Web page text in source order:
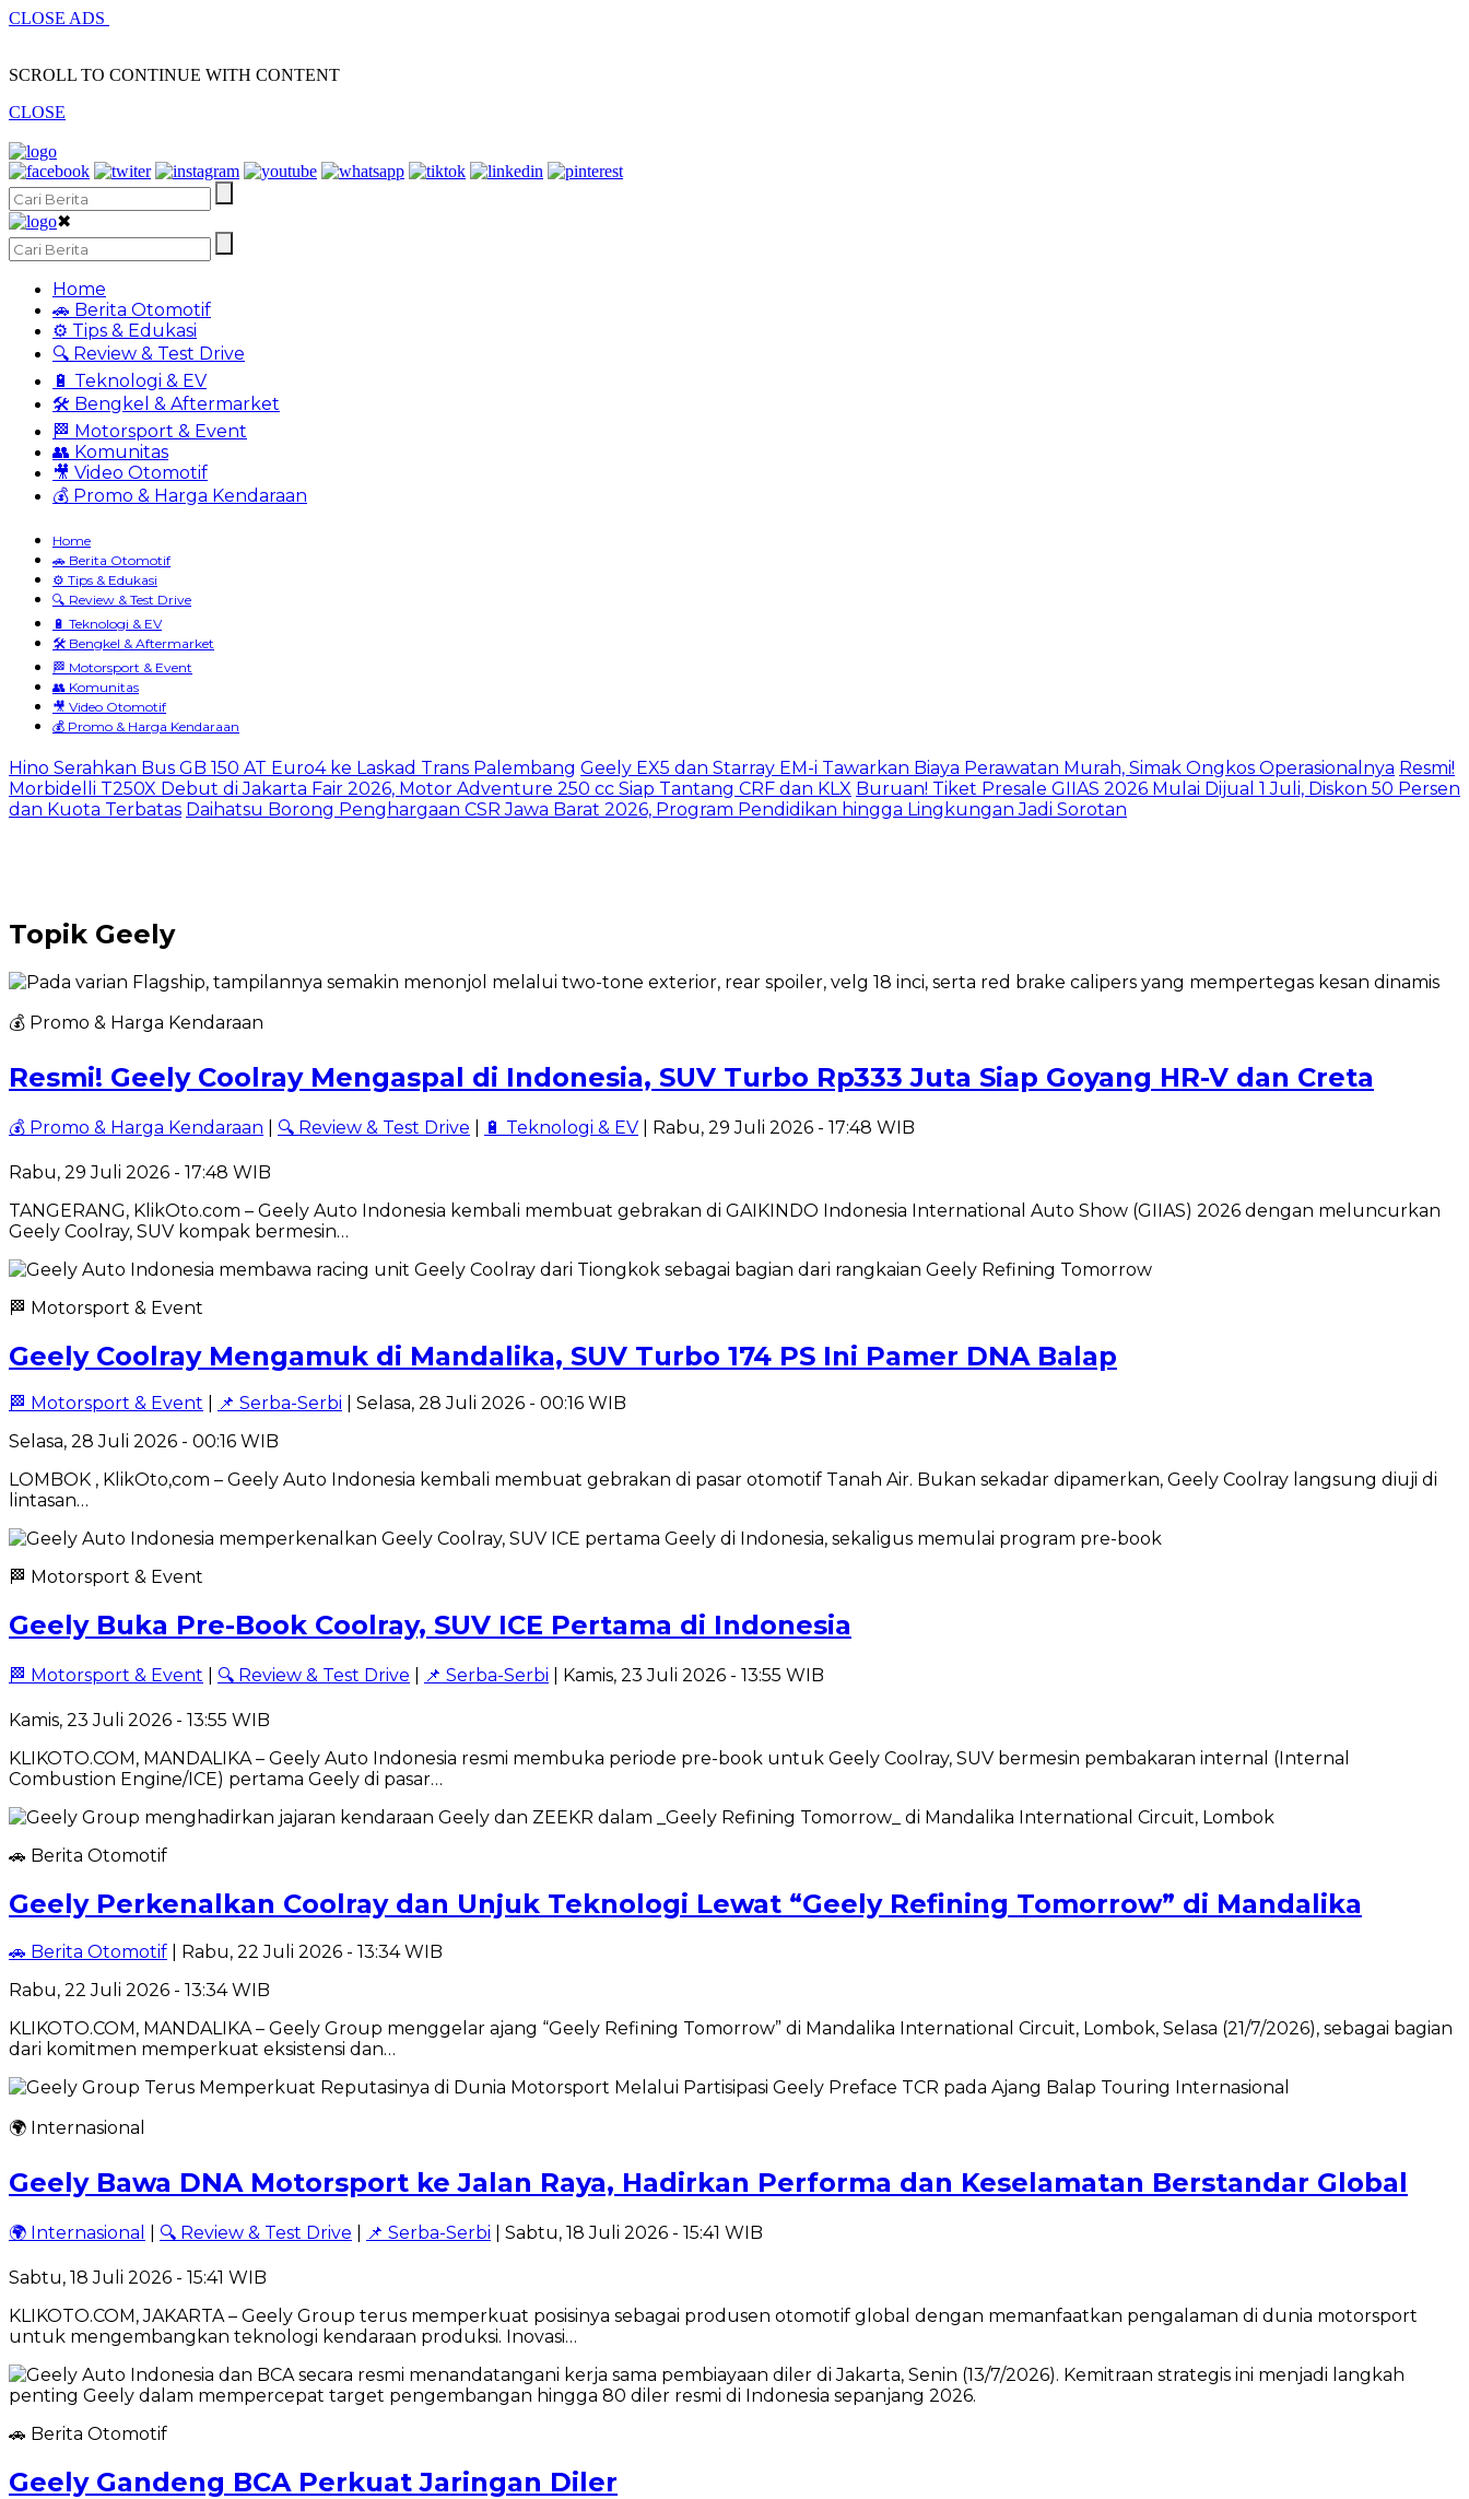
CLOSE ADS
SCROLL TO CONTINUE WITH CONTENT
CLOSE
✖
Home
🚗 Berita Otomotif
⚙️ Tips & Edukasi
🔍 Review & Test Drive
🔋 Teknologi & EV
🛠️ Bengkel & Aftermarket
🏁 Motorsport & Event
👥 Komunitas
🎥 Video Otomotif
💰 Promo & Harga Kendaraan
Home
🚗 Berita Otomotif
⚙️ Tips & Edukasi
🔍 Review & Test Drive
🔋 Teknologi & EV
🛠️ Bengkel & Aftermarket
🏁 Motorsport & Event
👥 Komunitas
🎥 Video Otomotif
💰 Promo & Harga Kendaraan
Hino Serahkan Bus GB 150 AT Euro4 ke Laskad Trans Palembang Geely EX5 dan Starray EM-i Tawarkan Biaya Perawatan Murah, Simak Ongkos Operasionalnya Resmi!
Morbidelli T250X Debut di Jakarta Fair 2026, Motor Adventure 250 cc Siap Tantang CRF dan KLX Buruan! Tiket Presale GIIAS 2026 Mulai Dijual 1 Juli, Diskon 50 Persen
dan Kuota Terbatas Daihatsu Borong Penghargaan CSR Jawa Barat 2026, Program Pendidikan hingga Lingkungan Jadi Sorotan
Topik Geely
💰 Promo & Harga Kendaraan
Resmi! Geely Coolray Mengaspal di Indonesia, SUV Turbo Rp333 Juta Siap Goyang HR-V dan Creta
💰 Promo & Harga Kendaraan 🔍 Review & Test Drive 🔋 Teknologi & EV | Rabu, 29 Juli 2026 - 17:48 WIB
Rabu, 29 Juli 2026 - 17:48 WIB
TANGERANG, KlikOto.com – Geely Auto Indonesia kembali membuat gebrakan di GAIKINDO Indonesia International Auto Show (GIIAS) 2026 dengan meluncurkan
Geely Coolray, SUV kompak bermesin…
🏁 Motorsport & Event
Geely Coolray Mengamuk di Mandalika, SUV Turbo 174 PS Ini Pamer DNA Balap
🏁 Motorsport & Event 📌 Serba-Serbi | Selasa, 28 Juli 2026 - 00:16 WIB
Selasa, 28 Juli 2026 - 00:16 WIB
LOMBOK , KlikOto,com – Geely Auto Indonesia kembali membuat gebrakan di pasar otomotif Tanah Air. Bukan sekadar dipamerkan, Geely Coolray langsung diuji di
lintasan…
🏁 Motorsport & Event
Geely Buka Pre-Book Coolray, SUV ICE Pertama di Indonesia
🏁 Motorsport & Event 🔍 Review & Test Drive 📌 Serba-Serbi | Kamis, 23 Juli 2026 - 13:55 WIB
Kamis, 23 Juli 2026 - 13:55 WIB
KLIKOTO.COM, MANDALIKA – Geely Auto Indonesia resmi membuka periode pre-book untuk Geely Coolray, SUV bermesin pembakaran internal (Internal
Combustion Engine/ICE) pertama Geely di pasar…
🚗 Berita Otomotif
Geely Perkenalkan Coolray dan Unjuk Teknologi Lewat “Geely Refining Tomorrow” di Mandalika
🚗 Berita Otomotif | Rabu, 22 Juli 2026 - 13:34 WIB
Rabu, 22 Juli 2026 - 13:34 WIB
KLIKOTO.COM, MANDALIKA – Geely Group menggelar ajang “Geely Refining Tomorrow” di Mandalika International Circuit, Lombok, Selasa (21/7/2026), sebagai bagian
dari komitmen memperkuat eksistensi dan…
🌍 Internasional
Geely Bawa DNA Motorsport ke Jalan Raya, Hadirkan Performa dan Keselamatan Berstandar Global
🌍 Internasional 🔍 Review & Test Drive 📌 Serba-Serbi | Sabtu, 18 Juli 2026 - 15:41 WIB
Sabtu, 18 Juli 2026 - 15:41 WIB
KLIKOTO.COM, JAKARTA – Geely Group terus memperkuat posisinya sebagai produsen otomotif global dengan memanfaatkan pengalaman di dunia motorsport
untuk mengembangkan teknologi kendaraan produksi. Inovasi…
🚗 Berita Otomotif
Geely Gandeng BCA Perkuat Jaringan Diler